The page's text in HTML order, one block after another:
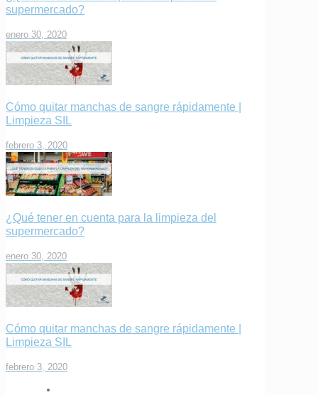
supermercado?
enero 30, 2020
Cómo quitar manchas de sangre rápidamente |
Limpieza SIL
febrero 3, 2020
¿Qué tener en cuenta para la limpieza del
supermercado?
enero 30, 2020
Cómo quitar manchas de sangre rápidamente |
Limpieza SIL
febrero 3, 2020